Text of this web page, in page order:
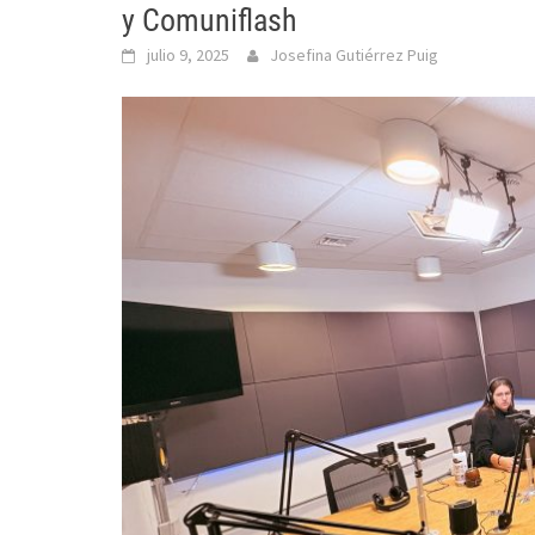
y Comuniflash
julio 9, 2025 Josefina Gutiérrez Puig